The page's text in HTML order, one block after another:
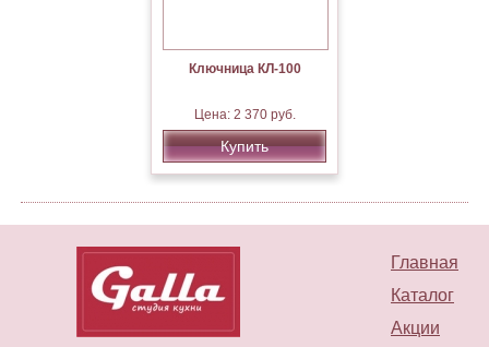
Ключница КЛ-100
Цена: 2 370 руб.
Купить
Главная
Каталог
Акции